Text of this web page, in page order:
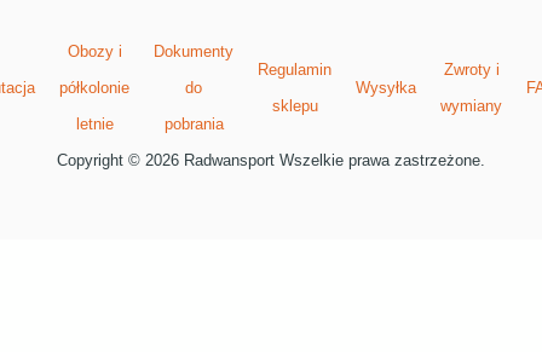
Obozy i
półkolonie
letnie
Dokumenty
do
pobrania
Regulamin
sklepu
Wysyłka
Zwroty i
wymiany
Copyright © 2026 Radwansport Wszelkie prawa zastrzeżone.